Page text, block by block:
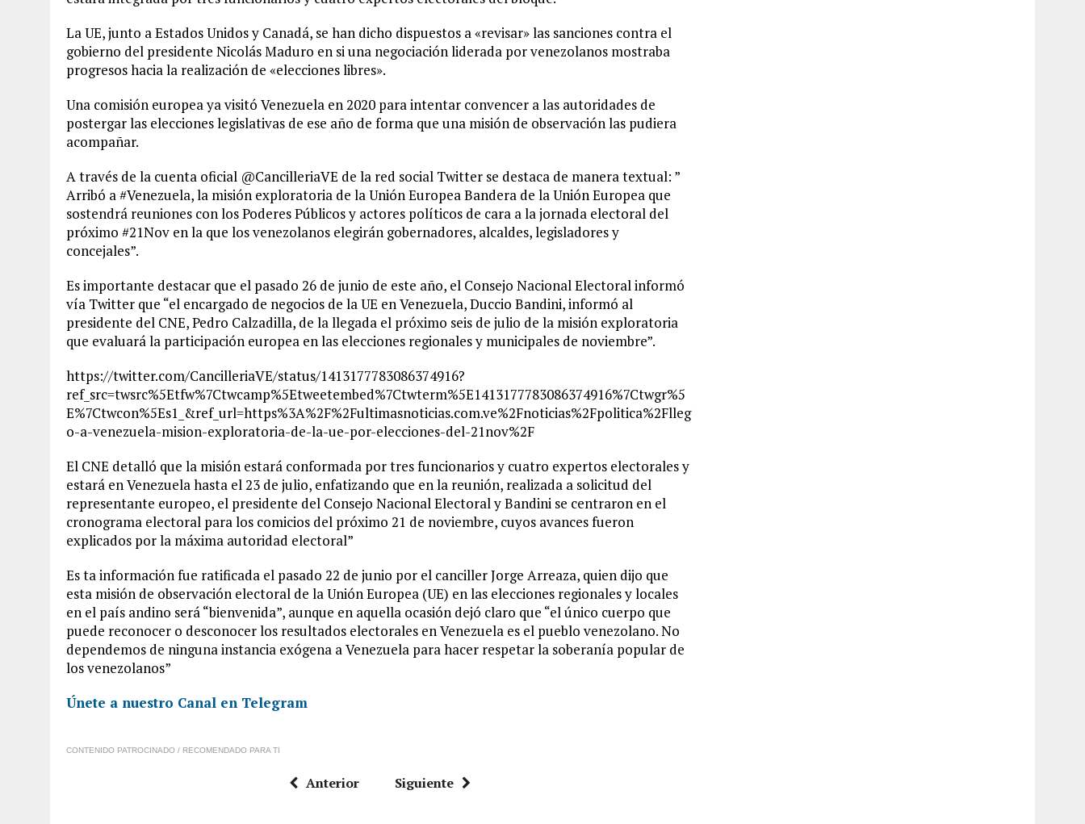
La UE, junto a Estados Unidos y Canadá, se han dicho dispuestos a «revisar» las sanciones contra el
gobierno del presidente Nicolás Maduro en si una negociación liderada por venezolanos mostraba
progresos hacia la realización de «elecciones libres».
Una comisión europea ya visitó Venezuela en 2020 para intentar convencer a las autoridades de
postergar las elecciones legislativas de ese año de forma que una misión de observación las pudiera
acompañar.
A través de la cuenta oficial @CancilleriaVE de la red social Twitter se destaca de manera textual: ”
Arribó a #Venezuela, la misión exploratoria de la Unión Europea Bandera de la Unión Europea que
sostendrá reuniones con los Poderes Públicos y actores políticos de cara a la jornada electoral del
próximo #21Nov en la que los venezolanos elegirán gobernadores, alcaldes, legisladores y
concejales”.
Es importante destacar que el pasado 26 de junio de este año, el Consejo Nacional Electoral informó
vía Twitter que “el encargado de negocios de la UE en Venezuela, Duccio Bandini, informó al
presidente del CNE, Pedro Calzadilla, de la llegada el próximo seis de julio de la misión exploratoria
que evaluará la participación europea en las elecciones regionales y municipales de noviembre”.
https://twitter.com/CancilleriaVE/status/1413177783086374916?
ref_src=twsrc%5Etfw%7Ctwcamp%5Etweetembed%7Ctwterm%5E1413177783086374916%7Ctwgr%5
E%7Ctwcon%5Es1_&ref_url=https%3A%2F%2Fultimasnoticias.com.ve%2Fnoticias%2Fpolitica%2Flleg
o-a-venezuela-mision-exploratoria-de-la-ue-por-elecciones-del-21nov%2F
El CNE detalló que la misión estará conformada por tres funcionarios y cuatro expertos electorales y
estará en Venezuela hasta el 23 de julio, enfatizando que en la reunión, realizada a solicitud del
representante europeo, el presidente del Consejo Nacional Electoral y Bandini se centraron en el
cronograma electoral para los comicios del próximo 21 de noviembre, cuyos avances fueron
explicados por la máxima autoridad electoral”
Es ta información fue ratificada el pasado 22 de junio por el canciller Jorge Arreaza, quien dijo que
esta misión de observación electoral de la Unión Europea (UE) en las elecciones regionales y locales
en el país andino será “bienvenida”, aunque en aquella ocasión dejó claro que “el único cuerpo que
puede reconocer o desconocer los resultados electorales en Venezuela es el pueblo venezolano. No
dependemos de ninguna instancia exógena a Venezuela para hacer respetar la soberanía popular de
los venezolanos”
Únete a nuestro Canal en Telegram
CONTENIDO PATROCINADO / RECOMENDADO PARA TI
Anterior Siguiente